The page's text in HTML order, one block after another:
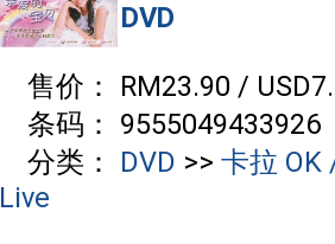
DVD
售价： RM23.90 /
条码： 9555049433926
分类： DVD >> 卡拉 OK
Live